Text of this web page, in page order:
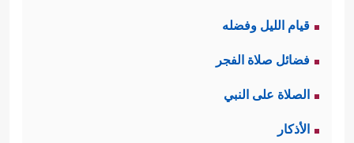
قيام الليل وفضله
فضائل صلاة الفجر
الصلاة على النبي
الأذكار